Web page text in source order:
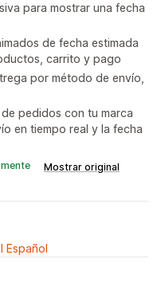
para mostrar una fecha
de fecha estimada
carrito y pago
por método de envío,
pedidos con tu marca
en tiempo real y la fecha
Mostrar original